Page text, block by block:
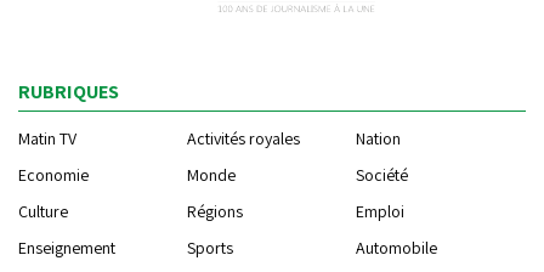
RUBRIQUES
Matin TV Activités royales
Nation
Economie
Monde
Société
Culture
Régions
Emploi
Enseignement
Sports
Automobile